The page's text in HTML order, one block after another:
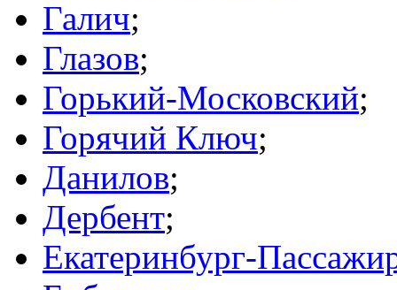
Галич;
Глазов;
Горький-Московский;
Горячий Ключ;
Данилов;
Дербент;
Екатеринбург-